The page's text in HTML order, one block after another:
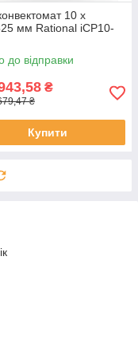
10 х
мм Rational iCP10-
до відправки
₴
₴
Купити